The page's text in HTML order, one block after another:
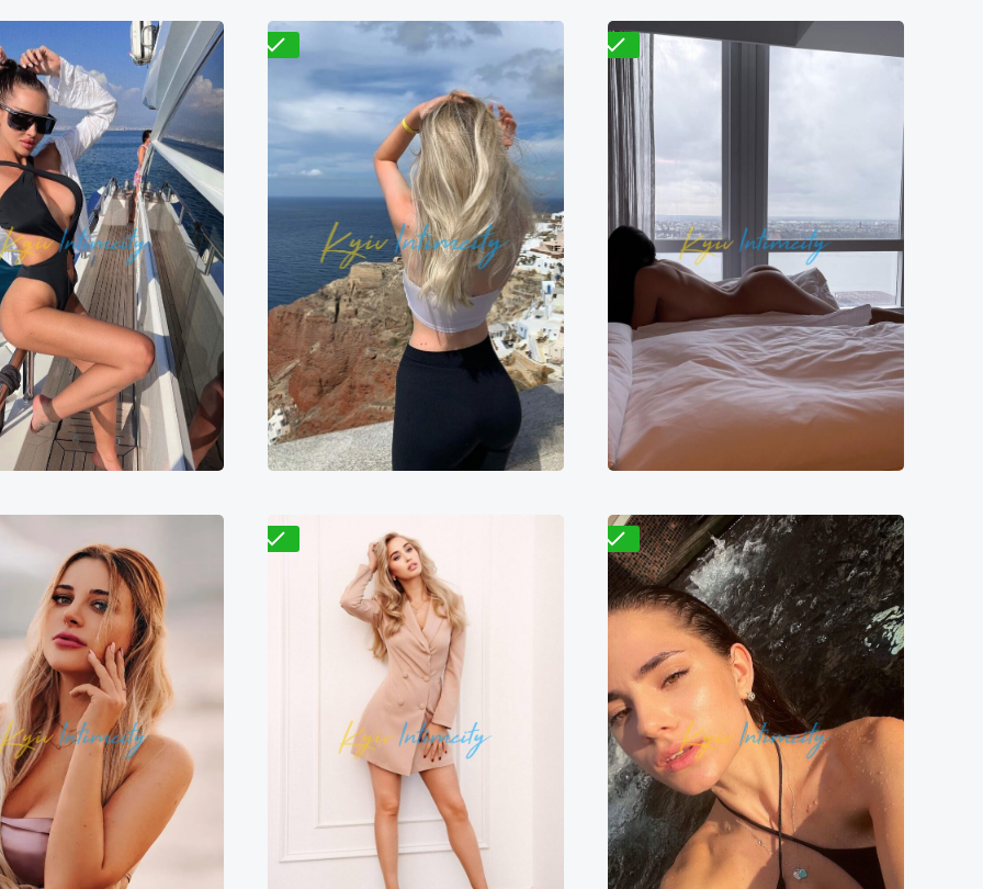
Стеф
11600₴
29000₴
Ипподром
Сара
4800₴
24000₴
Дарницкий
Валентина
9700₴ 19400₴
48500₴
Деснянский
Выставочный центр (ВДНХ)
Николая
16600₴
41500₴
Проверено
Элиза
21500₴
Проверено
Вера
7600₴ 15200₴
38000₴